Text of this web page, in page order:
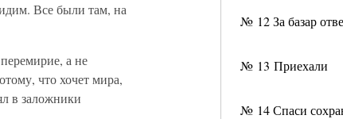
№ 12 За базар
№ 13 Приехали
№ 14 Спаси
Все были там, на
а не
что хочет мира,
в заложники